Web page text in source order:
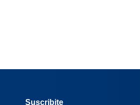
Suscribite